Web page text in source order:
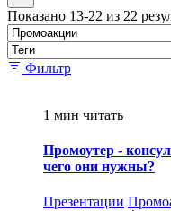
Показано 13-22 из 22
Фильтр
1 мин читать
Промоутер -
чего они нужны?
Презентации